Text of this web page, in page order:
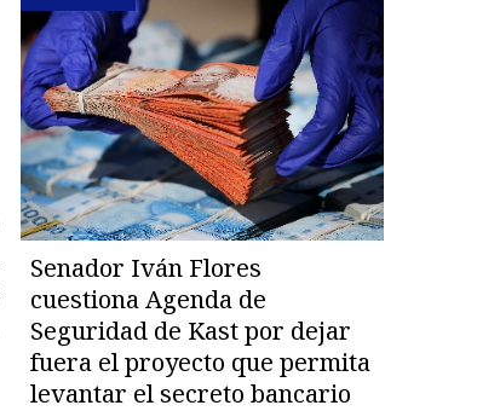
Senador Iván Flores
cuestiona Agenda de
Seguridad de Kast por dejar
fuera el proyecto que permita
levantar el secreto bancario